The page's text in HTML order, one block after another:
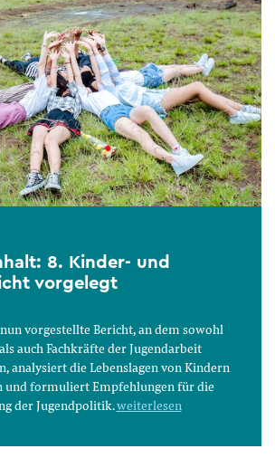
8. Kinder- und
vorgelegt
vorgestellte Bericht, an dem sowohl
auch Fachkräfte der Jugendarbeit
analysiert die Lebenslagen von Kindern
und formuliert Empfehlungen für die
der Jugendpolitik.weiterlesen